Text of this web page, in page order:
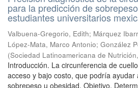
para la predicción de
estudiantes universitarios
Valbuena-Gregorio, Edith; Márquez
López-Mata, Marco Antonio; González
(Sociedad Latinoamericana de Nutrición,
Introducción. La circunferencia de
acceso y bajo costo, que podría ayudar
sobrepeso u obesidad. Objetivo.